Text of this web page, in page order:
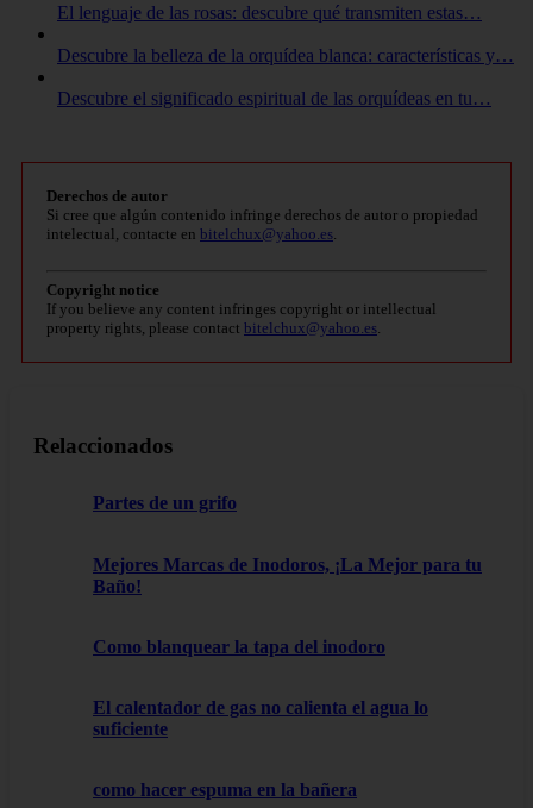
El lenguaje de las rosas: descubre qué transmiten estas…
Descubre la belleza de la orquídea blanca: características y…
Descubre el significado espiritual de las orquídeas en tu…
Derechos de autor
Si cree que algún contenido infringe derechos de autor o propiedad
intelectual, contacte en bitelchux@yahoo.es
Copyright notice
If you believe any content infringes copyright or intellectual
property rights, please contact bitelchux@yahoo.es
Relaccionados
Partes de un grifo
Mejores Marcas de Inodoros, ¡La Mejor para tu
Baño!
Como blanquear la tapa del inodoro
El calentador de gas no calienta el agua lo
suficiente
como hacer espuma en la bañera